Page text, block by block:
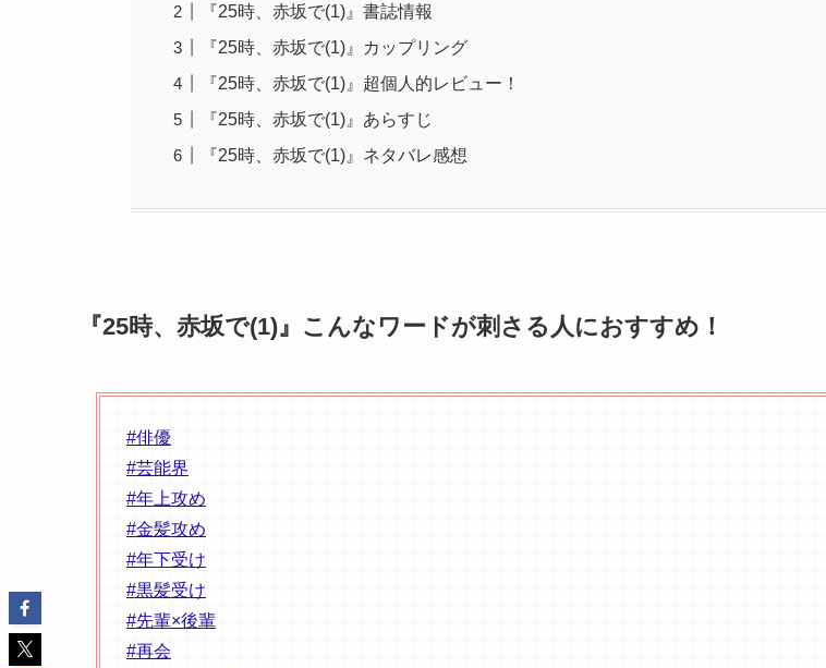
『25時、赤坂で(1)』書誌情報
『25時、赤坂で(1)』カップリング
『25時、赤坂で(1)』超個人的レビュー！
『25時、赤坂で(1)』あらすじ
『25時、赤坂で(1)』ネタバレ感想
『25時、赤坂で(1)』こんなワードが刺さる人におすすめ！
#俳優
#芸能界
#年上攻め
#金髪攻め
#年下受け
#黒髪受け
#先輩×後輩
#再会